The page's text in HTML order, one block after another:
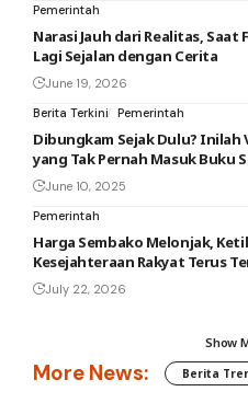
Pemerintah
Narasi Jauh dari Realitas, Saat
Lagi Sejalan dengan Cerita
June 19, 2026
Berita Terkini Pemerintah
Dibungkam Sejak Dulu? Inilah
yang Tak Pernah Masuk Buku
June 10, 2025
Pemerintah
Harga Sembako Melonjak,
Kesejahteraan Rakyat Terus
July 22, 2026
Show
More News: Berita